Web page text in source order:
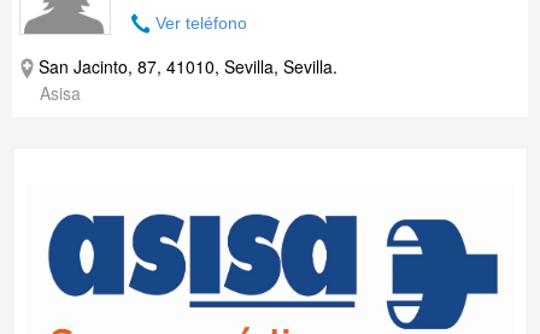
Ver teléfono
San Jacinto, 87, 41010, Sevilla, Sevilla.
Asisa